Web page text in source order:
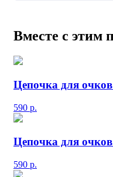
Вместе с этим
Цепочка для
590 р.
Цепочка для очков
590 р.